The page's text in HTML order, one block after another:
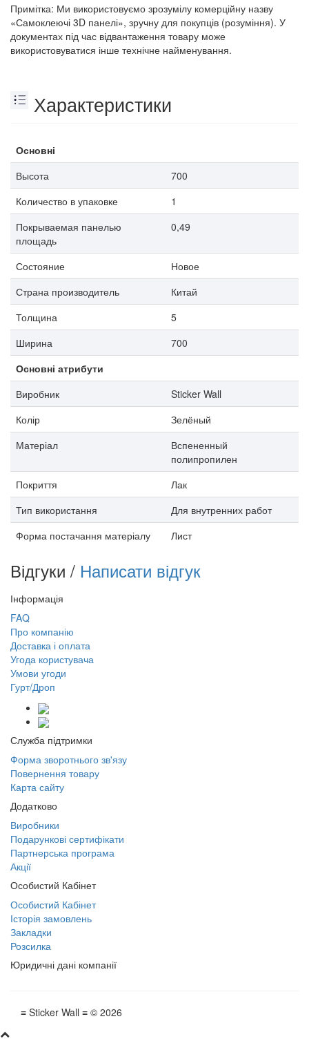
Примітка: Ми використовуємо зрозумілу комерційну назву
«Самоклеючі 3D панелі», зручну для покупців (розуміння). У
документах під час відвантаження товару може
використовуватися інше технічне найменування.
Характеристики
Основні
Высота
700
Количество в упаковке
1
Покрываемая панелью
площадь
0,49
Состояние
Новое
Страна производитель
Китай
Толщина
5
Ширина
700
Основні атрибути
Виробник
Sticker Wall
Колір
Зелёный
Матеріал
Вспененный
полипропилен
Покриття
Лак
Тип використання
Для внутренних работ
Форма постачання матеріалу
Лист
Відгуки / Написати відгук
Інформація
FAQ
Про компанію
Доставка і оплата
Угода користувача
Умови угоди
Гурт/Дроп
Служба підтримки
Форма зворотнього зв'язу
Повернення товару
Карта сайту
Додатково
Виробники
Подарункові сертифікати
Партнерська програма
Акції
Особистий Кабінет
Особистий Кабінет
Історія замовлень
Закладки
Розсилка
Юридичні дані компанії
≡ Sticker Wall ≡ © 2026